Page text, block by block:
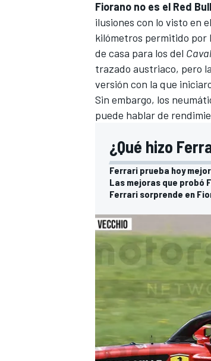
Fiorano no es el Red
ilusiones con lo visto en el
kilómetros permitido por
de casa para los del
trazado austriaco, pero
versión con la que
Sin embargo, los
puede hablar de
¿Qué hizo
Ferrari prueba hoy
Las mejoras que probó
Ferrari sorprende en